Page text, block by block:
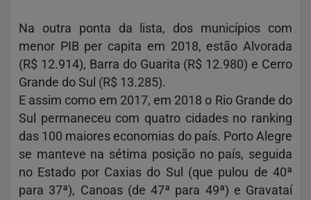
Na outra ponta da lista, dos municípios com
menor PIB per capita em 2018, estão Alvorada
(R$ 12.914), Barra do Guarita (R$ 12.980) e Cerro
Grande do Sul (R$ 13.285).
E assim como em 2017, em 2018 o Rio Grande do
Sul permaneceu com quatro cidades no ranking
das 100 maiores economias do país. Porto Alegre
se manteve na sétima posição no país, seguida
no Estado por Caxias do Sul (que pulou de 40ª
para 37ª), Canoas (de 47ª para 49ª) e Gravataí